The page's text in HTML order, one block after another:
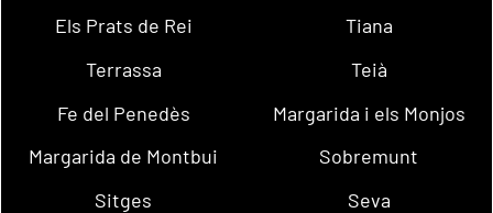
Els Prats de Rei
Tiana
Terrassa
Teià
Fe del Penedès
Margarida i els Monjos
Margarida de Montbui
Sobremunt
Sitges
Seva